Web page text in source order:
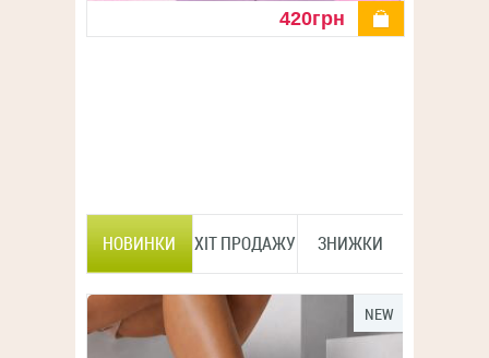
деталі
420грн
НОВИНКИ ХІТ ПРОДАЖУ ЗНИЖКИ
NEW